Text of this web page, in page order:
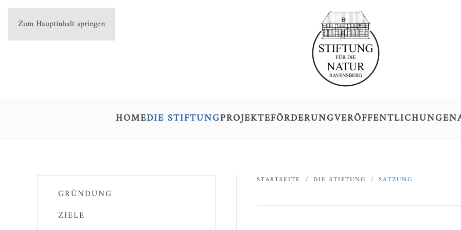
Zum Hauptinhalt springen
HOMEDIE STIFTUNGPROJEKTEFÖRDERUNGVERÖFFENTLICHUNGEN
STARTSEITE DIE STIFTUNG SATZUNG
GRÜNDUNG
ZIELE